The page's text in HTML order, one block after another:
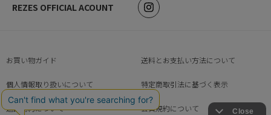
REZES OFFICIAL ACOUNT
お買い物ガイド 送料とお支払い方法について
個人情報取り扱いについて 特定商取引法に基づく表示
返品特約について 会員規約について